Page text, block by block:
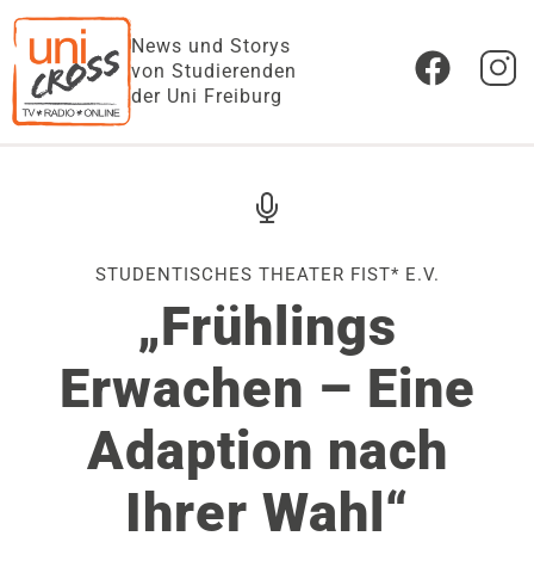
News und Storys
von Studierenden
der Uni Freiburg
STUDENTISCHES THEATER FIST* E.V.
„Frühlings
Erwachen – Eine
Adaption nach
Ihrer Wahl“